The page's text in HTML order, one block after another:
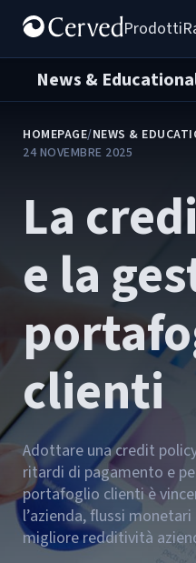
Prodotti
News &
HOMEPAGE/NEWS &
24 NOVEMBRE 2025
La
e la
clienti
Adottare una credit
ritardi di pagamento e
portafoglio clienti è
l’azienda, flussi
migliore redditività